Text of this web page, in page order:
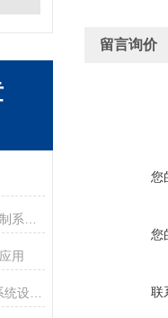
用
留言询价
您
您
联